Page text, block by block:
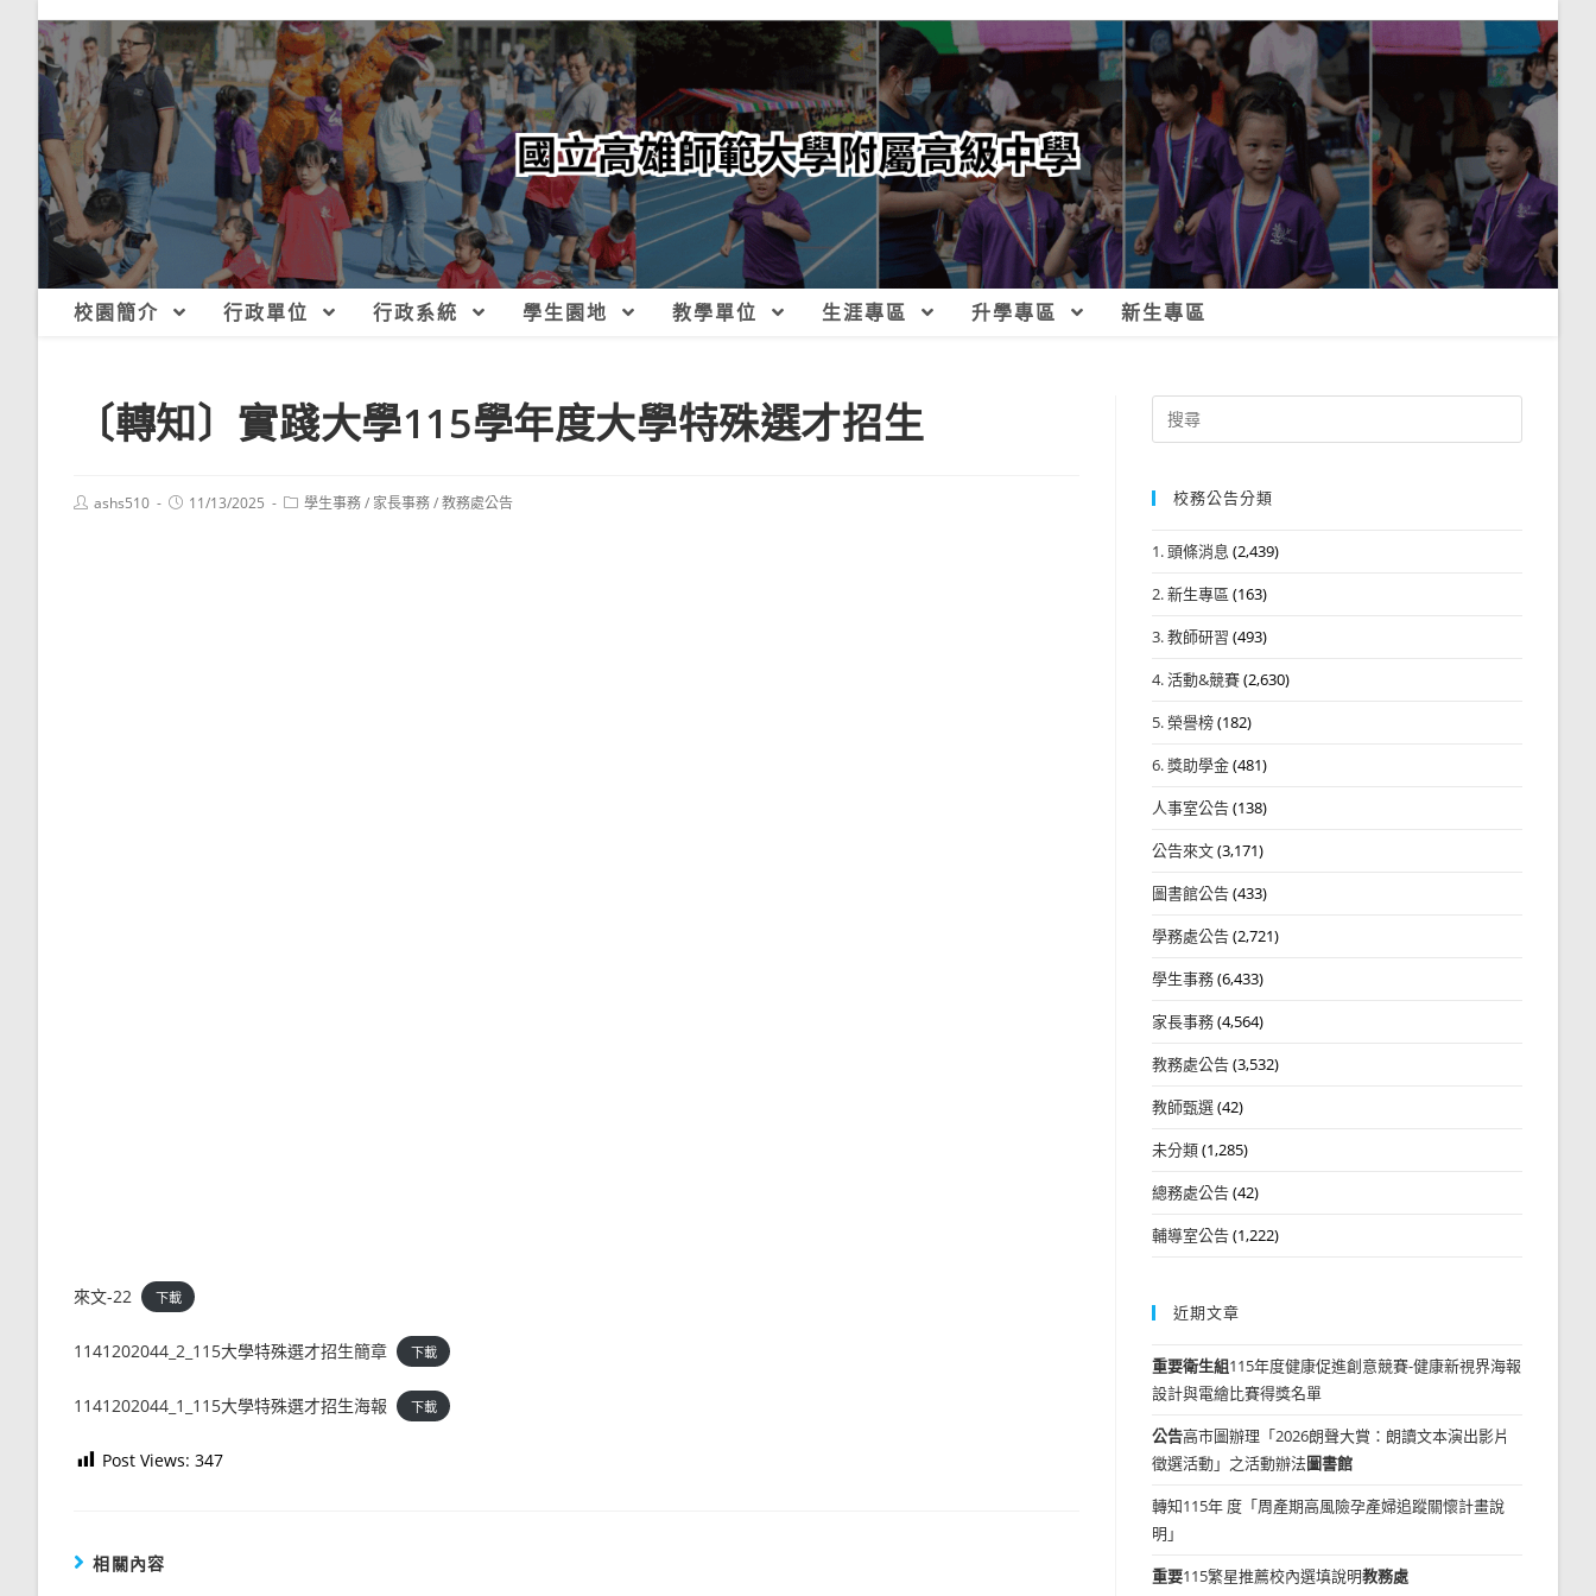
校園簡介 行政單位 行政系統 學生園地 教學單位 生涯專區 升學專區 新生專區
〔轉知〕實踐大學115學年度大學特殊選才招生
Postashs510
Post11/13/2025
Post學生事務/ 家長事務/教務處公告
來文-22 下載
1141202044_2_115大學特殊選才招生簡章 下載
1141202044_1_115大學特殊選才招生海報 下載
Post Views: 347
相關內容
Search
for:
校務公告分類
1. 頭條消息 (2,439)
2. 新生專區 (163)
3. 教師研習 (493)
4. 活動&競賽(2,630)
5. 榮譽榜(182)
6. 獎助學金(481)
人事室公告(138)
公告來文(3,171)
圖書館公告(433)
學務處公告(2,721)
學生事務(6,433)
家長事務(4,564)
教務處公告(3,532)
教師甄選(42)
未分類(1,285)
總務處公告(42)
輔導室公告(1,222)
近期文章
重要衛生組115年度健康促進創意競賽-健康新視界海報
設計與電繪比賽得獎名單
公告高市圖辦理「2026朗聲大賞：朗讀文本演出影片
徵選活動」之活動辦法圖書館
轉知115年 度「周產期高風險孕產婦追蹤關懷計畫說
明」
重要115繁星推薦校內選填說明教務處